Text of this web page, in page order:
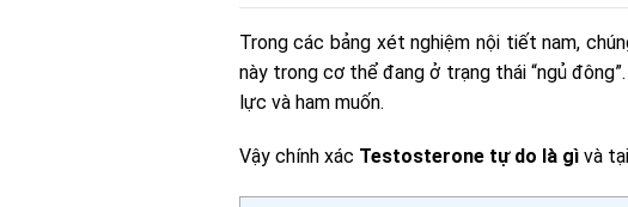
Trong các bảng xét nghiệm nội tiết nam,
này trong cơ thể đang ở trạng thái “ngủ
lực và ham muốn.
Vậy chính xác Testosterone tự do là gìvà